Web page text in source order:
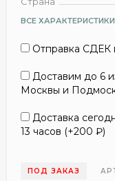
ВСЕ ХАРАКТЕРИСТИКИ
Отправка СДЕК
Доставим до 6
Москвы и
Доставка
13 часов (+200 ₽)
ПОД ЗАКАЗ